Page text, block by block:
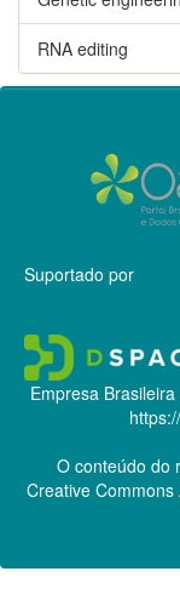
RNA editing
Suportado por
Empresa
O conteúdo do
Creative Commons